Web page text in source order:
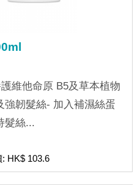
維他命原 B5及草本植物
強韌髮絲- 加入補濕絲蛋
髮絲...
HK$ 103.6